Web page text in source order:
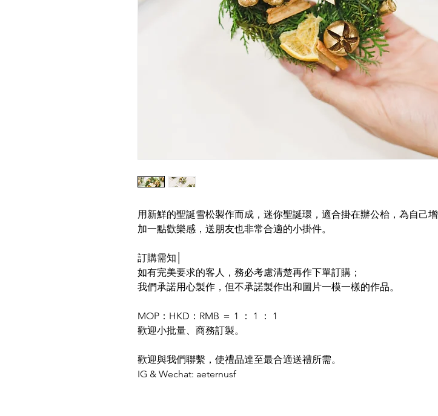
用新鮮的聖誕雪松製作而成，迷你聖誕環，適合掛在辦公枱，為自己增
加一點歡樂感，送朋友也非常合適的小掛件。
訂購需知│
如有完美要求的客人，務必考慮清楚再作下單訂購；
我們承諾用心製作，但不承諾製作出和圖片一模一樣的作品。
MOP ： HKD ： RMB ＝ 1 ： 1 ：
1
歡迎小批量、商務訂製。
歡迎與我們聯繫，使禮品達至最合適送禮所需。
IG & Wechat: aeternusf